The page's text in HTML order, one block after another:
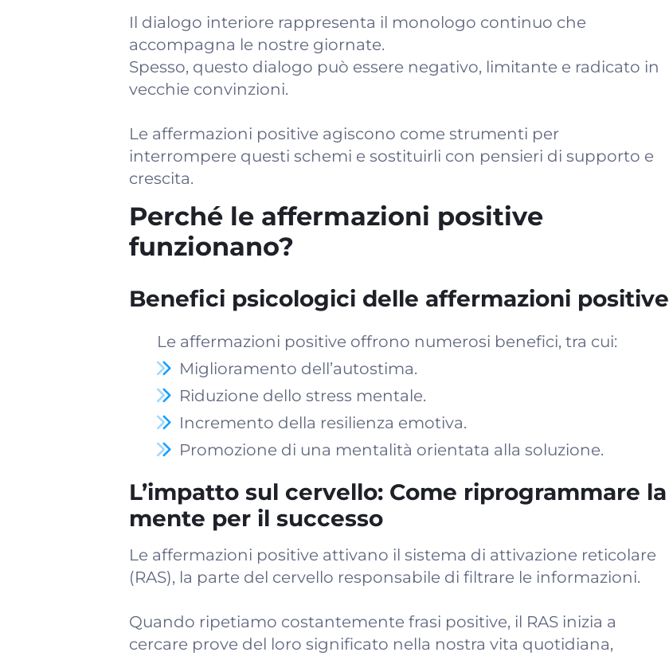
Il dialogo interiore rappresenta il monologo continuo che
accompagna le nostre giornate.
Spesso, questo dialogo può essere negativo, limitante e radicato in
vecchie convinzioni.
Le affermazioni positive agiscono come strumenti per
interrompere questi schemi e sostituirli con pensieri di supporto e
crescita.
Perché le affermazioni positive
funzionano?
Benefici psicologici delle affermazioni positive
Le affermazioni positive offrono numerosi benefici, tra cui:
Miglioramento dell’autostima.
Riduzione dello stress mentale.
Incremento della resilienza emotiva.
Promozione di una mentalità orientata alla soluzione.
L’impatto sul cervello: Come riprogrammare la
mente per il successo
Le affermazioni positive attivano il sistema di attivazione reticolare
(RAS), la parte del cervello responsabile di filtrare le informazioni.
Quando ripetiamo costantemente frasi positive, il RAS inizia a
cercare prove del loro significato nella nostra vita quotidiana,